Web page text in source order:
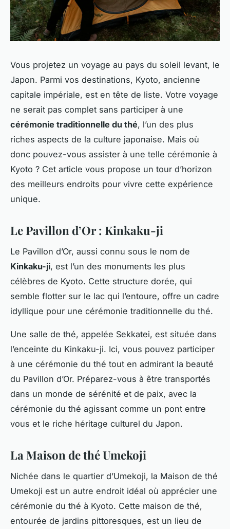
Vous projetez un voyage au pays du soleil levant, le
Japon. Parmi vos destinations, Kyoto, ancienne
capitale impériale, est en tête de liste. Votre voyage
ne serait pas complet sans participer à une
cérémonie traditionnelle du thé, l’un des plus
riches aspects de la culture japonaise. Mais où
donc pouvez-vous assister à une telle cérémonie à
Kyoto ? Cet article vous propose un tour d’horizon
des meilleurs endroits pour vivre cette expérience
unique.
Le Pavillon d’Or : Kinkaku-ji
Le Pavillon d’Or, aussi connu sous le nom de
Kinkaku-ji, est l’un des monuments les plus
célèbres de Kyoto. Cette structure dorée, qui
semble flotter sur le lac qui l’entoure, offre un cadre
idyllique pour une cérémonie traditionnelle du thé.
Une salle de thé, appelée Sekkatei, est située dans
l’enceinte du Kinkaku-ji. Ici, vous pouvez participer
à une cérémonie du thé tout en admirant la beauté
du Pavillon d’Or. Préparez-vous à être transportés
dans un monde de sérénité et de paix, avec la
cérémonie du thé agissant comme un pont entre
vous et le riche héritage culturel du Japon.
La Maison de thé Umekoji
Nichée dans le quartier d’Umekoji, la Maison de thé
Umekoji est un autre endroit idéal où apprécier une
cérémonie du thé à Kyoto. Cette maison de thé,
entourée de jardins pittoresques, est un lieu de